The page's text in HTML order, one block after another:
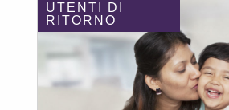
UTENTI DI
RITORNO